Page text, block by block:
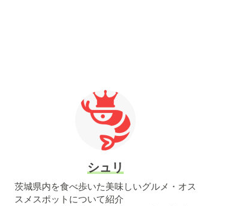
シュリ
茨城県内を食べ歩いた美味しいグルメ・オス
スメスポットについて紹介